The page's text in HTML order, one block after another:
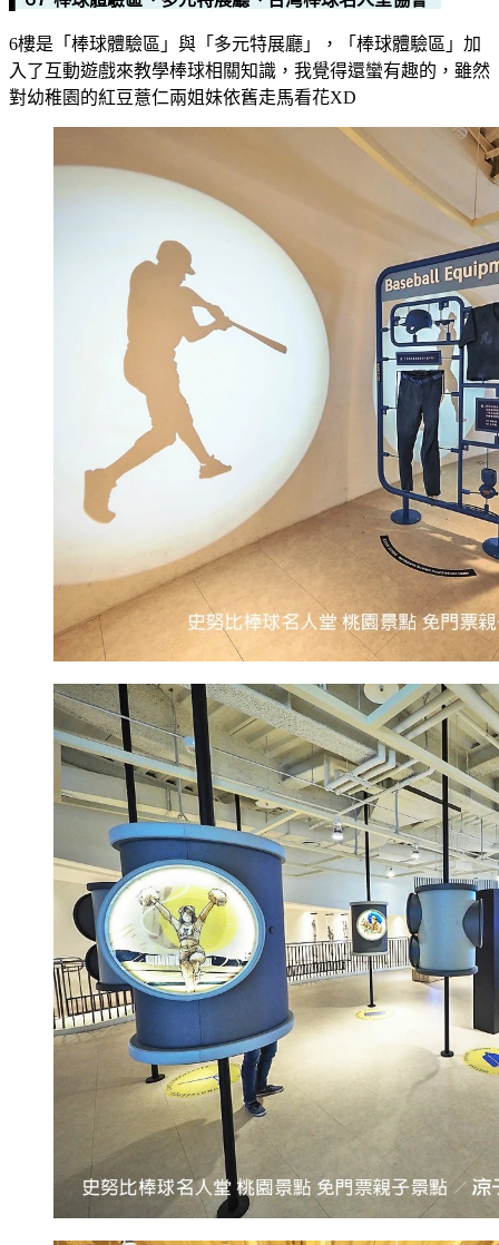
6樓是「棒球體驗區」與「多元特展廳」，「棒球體驗區」加
入了互動遊戲來教學棒球相關知識，我覺得還蠻有趣的，雖然
對幼稚園的紅豆薏仁兩姐妹依舊走馬看花XD